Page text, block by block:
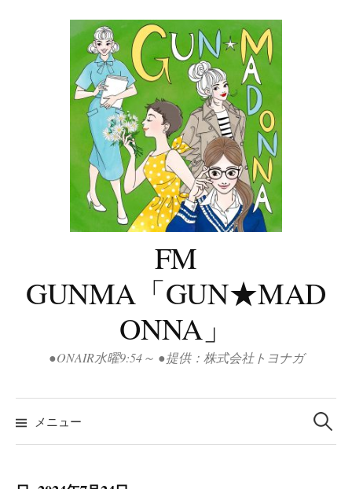
FM
GUNMA「GUN★MAD
ONNA」
●ONAIR水曜9:54～ ●提供：株式会社トヨナガ
メニュー
検
索: